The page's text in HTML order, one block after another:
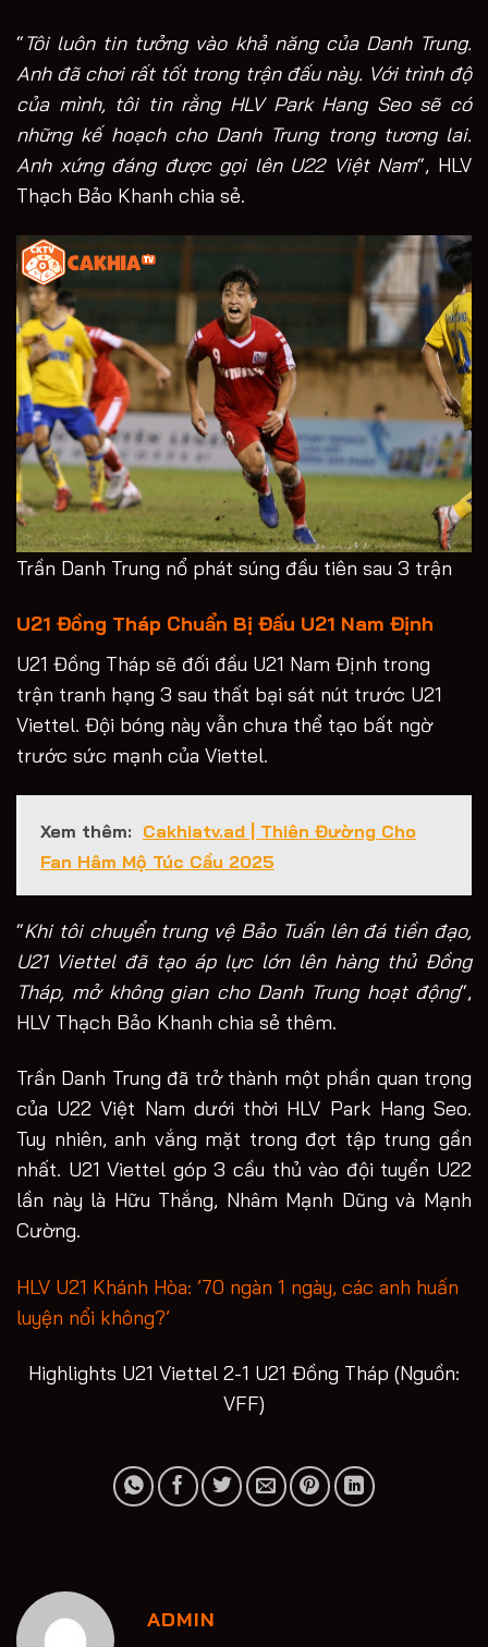
“Tôi luôn tin tưởng vào khả năng của Danh Trung.
Anh đã chơi rất tốt trong trận đấu này. Với trình độ
của mình, tôi tin rằng HLV Park Hang Seo sẽ có
những kế hoạch cho Danh Trung trong tương lai.
Anh xứng đáng được gọi lên U22 Việt Nam“, HLV
Thạch Bảo Khanh chia sẻ.
Trần Danh Trung nổ phát súng đầu tiên sau 3 trận
U21 Đồng Tháp Chuẩn Bị Đấu U21 Nam Định
U21 Đồng Tháp sẽ đối đầu U21 Nam Định trong
trận tranh hạng 3 sau thất bại sát nút trước U21
Viettel. Đội bóng này vẫn chưa thể tạo bất ngờ
trước sức mạnh của Viettel.
Xem thêm: Cakhiatv.ad | Thiên Đường Cho
Fan Hâm Mộ Túc Cầu 2025
“Khi tôi chuyển trung vệ Bảo Tuấn lên đá tiền đạo,
U21 Viettel đã tạo áp lực lớn lên hàng thủ Đồng
Tháp, mở không gian cho Danh Trung hoạt động“,
HLV Thạch Bảo Khanh chia sẻ thêm.
Trần Danh Trung đã trở thành một phần quan trọng
của U22 Việt Nam dưới thời HLV Park Hang Seo.
Tuy nhiên, anh vắng mặt trong đợt tập trung gần
nhất. U21 Viettel góp 3 cầu thủ vào đội tuyển U22
lần này là Hữu Thắng, Nhâm Mạnh Dũng và Mạnh
Cường.
HLV U21 Khánh Hòa: ’70 ngàn 1 ngày, các anh huấn
luyện nổi không?’
Highlights U21 Viettel 2-1 U21 Đồng Tháp (Nguồn:
VFF)
ADMIN